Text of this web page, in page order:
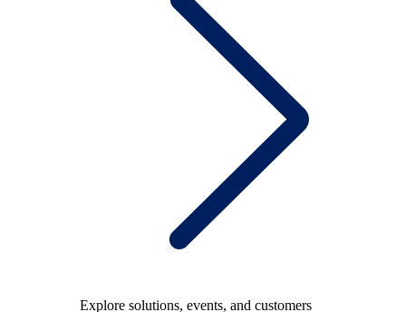
Explore solutions, events, and customers